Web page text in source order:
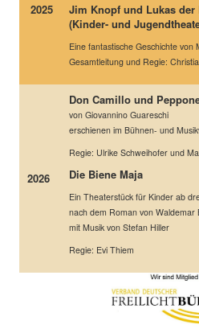
2025
Jim Knopf und Lukas
(Kinder- und
Eine fantastische Geschichte von
Gesamtleitung und Regie:
2026
Don Camillo und
von Giovannino Guareschi
erschienen im Bühnen- und
Regie: Ulrike Schweihofer und
Die Biene Maja
Ein Theaterstück für Kinder ab
nach dem Roman von Waldemar
mit Musik von Stefan Hiller
Regie: Evi Thiem